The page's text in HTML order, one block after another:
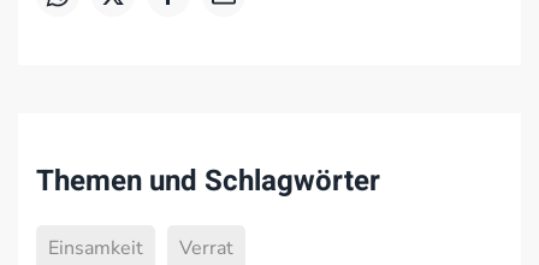
Themen und Schlagwörter
Einsamkeit Verrat